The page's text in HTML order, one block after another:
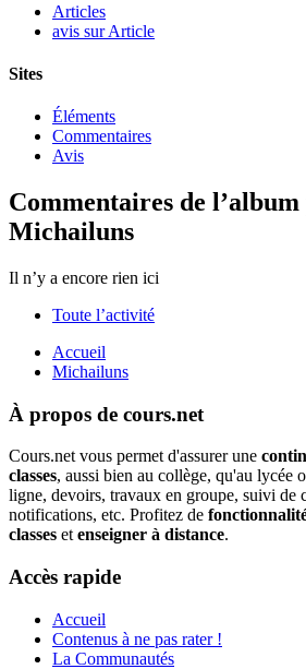
Articles
avis sur Article
Sites
Éléments
Commentaires
Avis
Commentaires de l’album
Michailuns
Il n’y a encore rien ici
Toute l’activité
Accueil
Michailuns
À propos de cours.net
Cours.net vous permet d'assurer une
classes, aussi bien au collège, qu'au lycée
ligne, devoirs, travaux en groupe, suivi de
notifications, etc. Profitez de
classes etenseigner à distance.
Accès rapide
Accueil
Contenus à ne pas rater !
La Communautés